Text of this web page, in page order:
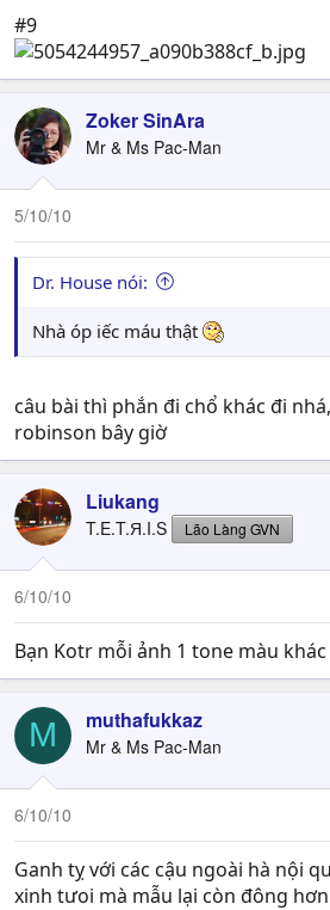
#9
Zoker SinAra
Mr & Ms Pac-Man
5/10/10
Dr. House nói:
Nhà óp iếc máu thật
câu bài thì phắn đi chổ khác đi
robinson bây giờ
Liukang
T.E.T.Я.I.S Lão Làng GVN
6/10/10
Bạn Kotr mỗi ảnh 1 tone màu
M muthafukkaz
Mr & Ms Pac-Man
6/10/10
Ganh tỵ với các cậu ngoài hà nội
xinh tưoi mà mẫu lại còn đông